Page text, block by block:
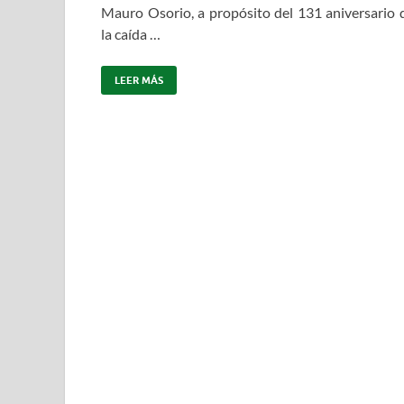
Mauro Osorio, a propósito del 131 aniversario
la caída …
LEER MÁS